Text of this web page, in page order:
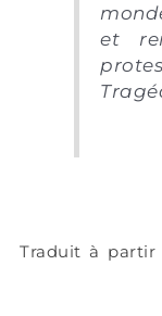
et
Traduit à partir